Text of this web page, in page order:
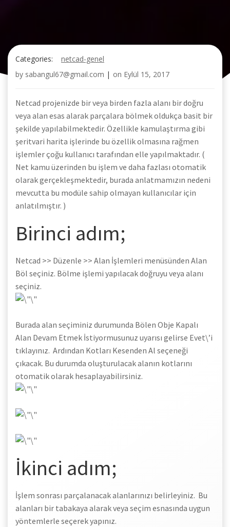
Categories:
netcad-genel
by sabangul67@gmail.com | on Eylül 15, 2017
Netcad projenizde bir veya birden fazla alanı bir doğru
veya alan esas alarak parçalara bölmek oldukça basit bir
şekilde yapılabilmektedir. Özellikle kamulaştırma gibi
şeritvari harita işlerinde bu özellik olmasına rağmen
işlemler çoğu kullanıcı tarafından elle yapılmaktadır. (
Net kamu üzerinden bu işlem ve daha fazlası otomatik
olarak gerçekleşmektedir, burada anlatmamızın nedeni
mevcutta bu modüle sahip olmayan kullanıcılar için
anlatılmıştır. )
Birinci adım;
Netcad >> Düzenle >> Alan İşlemleri menüsünden Alan
Böl seçiniz. Bölme işlemi yapılacak doğruyu veya alanı
seçiniz.
Burada alan seçiminiz durumunda Bölen Obje Kapalı
Alan Devam Etmek İstiyormusunuz uyarısı gelirse Evet\’i
tıklayınız. Ardından Kotları Kesenden Al seçeneği
çıkacak. Bu durumda oluşturulacak alanın kotlarını
otomatik olarak hesaplayabilirsiniz.
İkinci adım;
İşlem sonrası parçalanacak alanlarınızı belirleyiniz. Bu
alanları bir tabakaya alarak veya seçim esnasında uygun
yöntemlerle seçerek yapınız.